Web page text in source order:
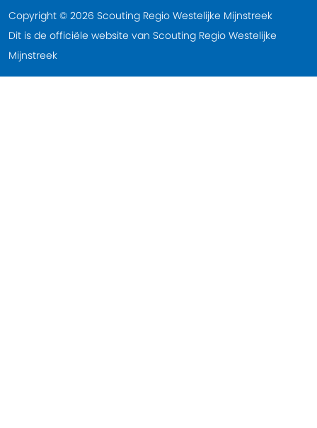
Copyright © 2026 Scouting Regio Westelijke Mijnstreek
Dit is de officiële website van Scouting Regio Westelijke
Mijnstreek